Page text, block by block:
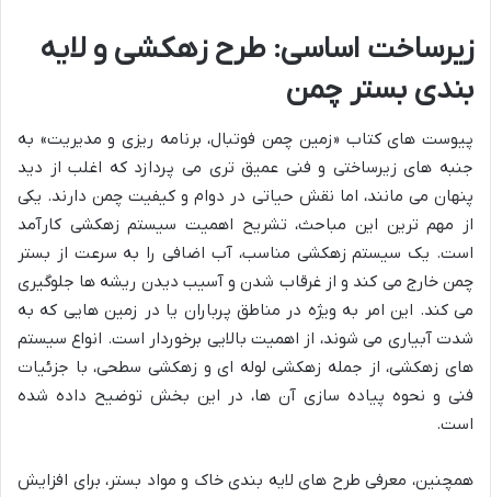
زیرساخت اساسی: طرح زهکشی و لایه
بندی بستر چمن
پیوست های کتاب «زمین چمن فوتبال، برنامه ریزی و مدیریت» به
جنبه های زیرساختی و فنی عمیق تری می پردازد که اغلب از دید
پنهان می مانند، اما نقش حیاتی در دوام و کیفیت چمن دارند. یکی
از مهم ترین این مباحث، تشریح اهمیت سیستم زهکشی کارآمد
است. یک سیستم زهکشی مناسب، آب اضافی را به سرعت از بستر
چمن خارج می کند و از غرقاب شدن و آسیب دیدن ریشه ها جلوگیری
می کند. این امر به ویژه در مناطق پرباران یا در زمین هایی که به
شدت آبیاری می شوند، از اهمیت بالایی برخوردار است. انواع سیستم
های زهکشی، از جمله زهکشی لوله ای و زهکشی سطحی، با جزئیات
فنی و نحوه پیاده سازی آن ها، در این بخش توضیح داده شده
است.
همچنین، معرفی طرح های لایه بندی خاک و مواد بستر، برای افزایش